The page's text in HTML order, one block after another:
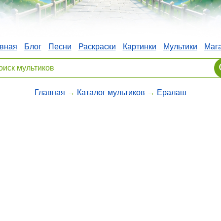
Блог Песни Раскраски Картинки Мультики
Главная → Каталог мультиков → Ералаш